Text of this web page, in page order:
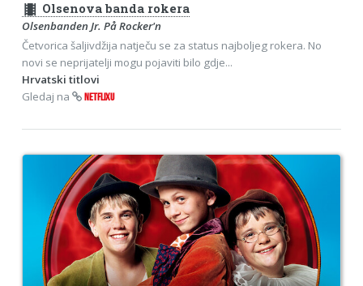
theaters Olsenova banda rokera
Olsenbanden Jr. På Rocker'n
Četvorica šaljivdžija natječu se za status najboljeg rokera. No
novi se neprijatelji mogu pojaviti bilo gdje...
Hrvatski titlovi
Gledaj na
NETFLIXU